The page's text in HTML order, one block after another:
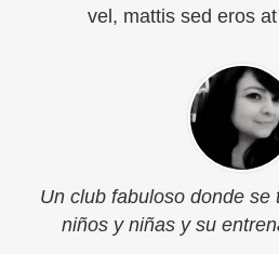
vel, mattis sed eros
Un club fabuloso donde se
niños y niñas y su